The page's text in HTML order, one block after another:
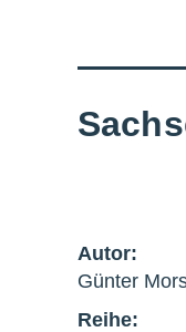
Autor:
Günter
Reihe: